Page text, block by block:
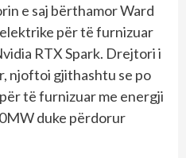
e saj bërthamor Ward
për të furnizuar
RTX Spark. Drejtori i
njoftoi gjithashtu se po
të furnizuar me energji
duke përdorur